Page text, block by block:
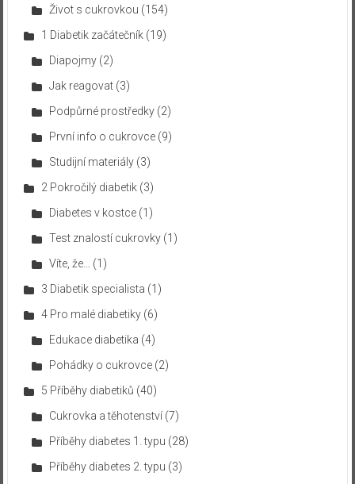
Život s cukrovkou (154)
1 Diabetik začátečník(19)
Diapojmy(2)
Jak reagovat(3)
Podpůrné prostředky(2)
První info o cukrovce(9)
Studijní materiály(3)
2 Pokročilý diabetik(3)
Diabetes v kostce(1)
Test znalostí cukrovky(1)
Víte, že…
(1)
3 Diabetik specialista (1)
4 Pro malé diabetiky(6)
Edukace diabetika (4)
Pohádky o cukrovce(2)
5 Příběhy diabetiků (40)
Cukrovka a těhotenství(7)
Příběhy diabetes 1. typu (28)
Příběhy diabetes 2. typu (3)